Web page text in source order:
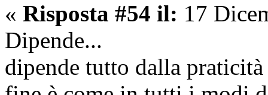
« Risposta #54 il: 17
Dipende...
dipende tutto dalla